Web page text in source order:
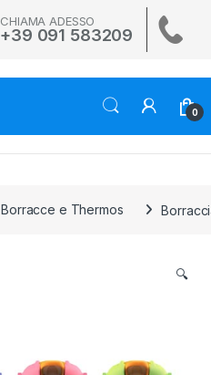
CHIAMA ADESSO
+39 091 583209
0
Borracce e Thermos
🔍